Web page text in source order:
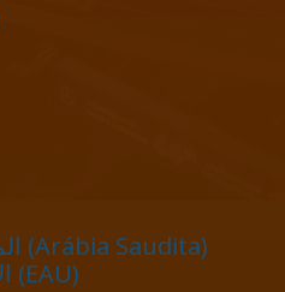
المملكة العربية السعودية (Arábia Saudita)
الإمارات العربية المتحدة (EAU)